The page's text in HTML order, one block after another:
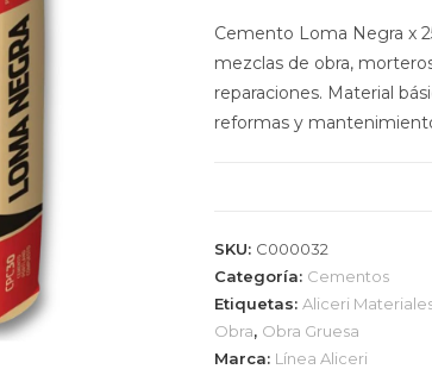
Cemento Loma Negra x
mezclas de obra,
reparaciones. Material
reformas y
SKU: C000032
Categoría: Cementos
Etiquetas: Aliceri
Obra, Obra Gruesa
Marca: Línea Aliceri